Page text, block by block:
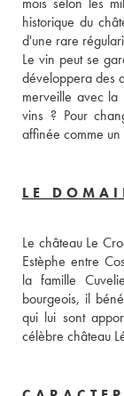
historique du
d'une rare
Le vin peut se
développera des
merveille avec la
vins ? Pour
LE
Le château Le
Estèphe entre
la famille
bourgeois, il
qui lui sont
célèbre château